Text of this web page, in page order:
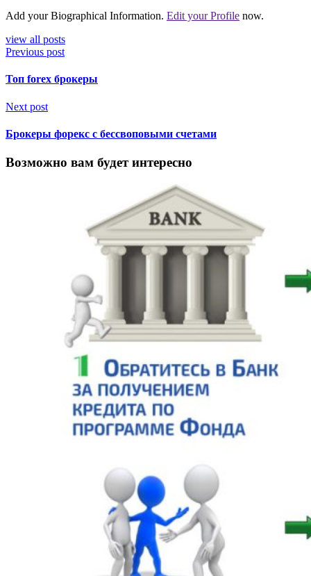
Add your Biographical Information. Edit your Profile now.
view all posts
Previous post
Топ forex брокеры
Next post
Брокеры форекс с бессвоповыми счетами
Возможно вам будет интересно